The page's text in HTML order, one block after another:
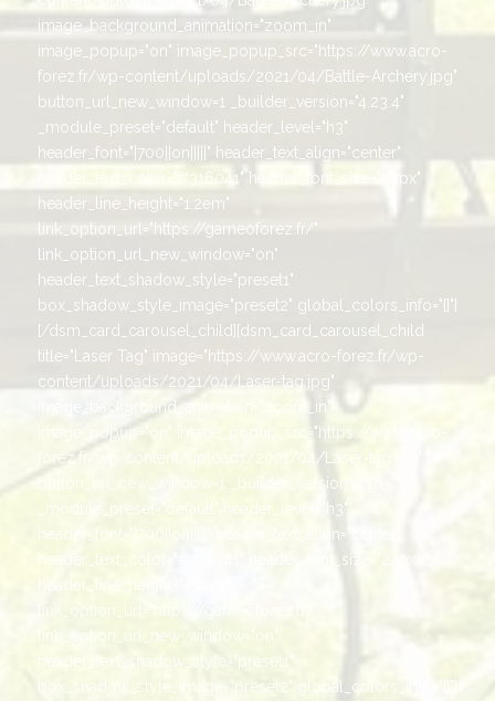
image_background_animation="zoom_in"
image_popup="on" image_popup_src="https://www.acro-
forez.fr/wp-content/uploads/2021/04/Battle-Archery.jpg"
button_url_new_window=1 _builder_version="4.23.4"
_module_preset="default" header_level="h3"
header_font="|700||on|||||" header_text_align="center"
header_text_color="#316041" header_font_size="24px"
header_line_height="1.2em"
link_option_url="https://gameoforez.fr/"
link_option_url_new_window="on"
header_text_shadow_style="preset1"
box_shadow_style_image="preset2" global_colors_info="{}"]
[/dsm_card_carousel_child][dsm_card_carousel_child
title="Laser Tag" image="https://www.acro-forez.fr/wp-
content/uploads/2021/04/Laser-tag.jpg"
image_background_animation="zoom_in"
image_popup="on" image_popup_src="https://www.acro-
forez.fr/wp-content/uploads/2021/04/Laser-tag.jpg"
button_url_new_window=1 _builder_version=4.16
_module_preset="default" header_level="h3"
header_font="|700||on|||||" header_text_align="center"
header_text_color="#316041" header_font_size="24px"
header_line_height="1.2em"
link_option_url="https://gameoforez.fr/"
link_option_url_new_window="on"
header_text_shadow_style="preset1"
box_shadow_style_image="preset2" global_colors_info="{}"]